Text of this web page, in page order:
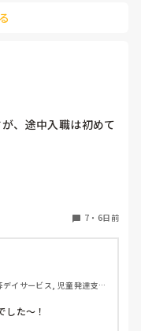
カーから持ってく
、途中入職は初めて
んでしょうか？？ど
7 ・ 6日前
イサービス, 児童発達支援
した〜！